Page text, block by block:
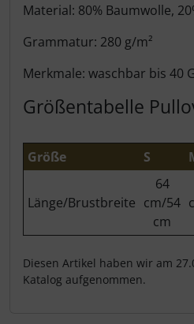
Material: 80% Baumwolle,
Grammatur: 280 g/m²
Merkmale: waschbar bis 40
Größentabelle
Größe S
Länge/Brustbreite
64
cm/54
cm
Diesen Artikel haben wir am
Katalog aufgenommen.